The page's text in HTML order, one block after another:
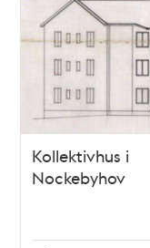
Kollektivhus i
Nockebyhov